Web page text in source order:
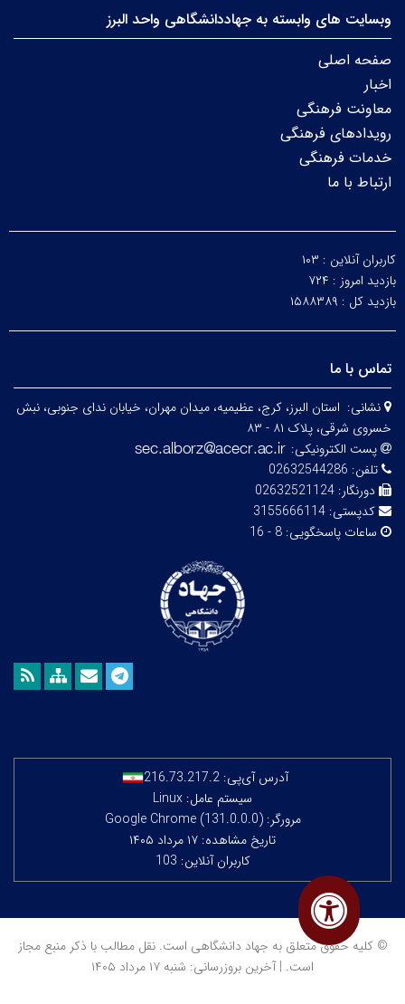
وبسایت های وابسته به جهاددانشگاهی واحد البرز
صفحه اصلی
اخبار
معاونت فرهنگی
رویدادهای فرهنگی
خدمات فرهنگی
ارتباط با ما
کاربران آنلاین : ۱۰۳
بازدید امروز : ۷۲۴
بازدید کل : ۱۵۸۸۳۸۹
تماس با ما
نشانی: استان البرز، کرج، عظیمیه، میدان مهران، خیابان ندای جنوبی، نبش
خسروی شرقی، پلاک ۸۱ - ۸۳
پست الکترونیکی:
تلفن: 02632544286
دورنگار: 02632521124
کدپستی: 3155666114
ساعات پاسخگویی: 8 - 16
آدرس آی‌پی: 216.73.217.2
سیستم عامل: Linux
مرورگر: Google Chrome (131.0.0.0)
تاریخ مشاهده: ۱۷ مرداد ۱۴۰۵
کاربران آنلاین: 103
© کلیه حقوق متعلق به جهاد دانشگاهی است. نقل مطالب با ذکر منبع مجاز
است. | آخرین بروزرسانی: شنبه ۱۷ مرداد ۱۴۰۵